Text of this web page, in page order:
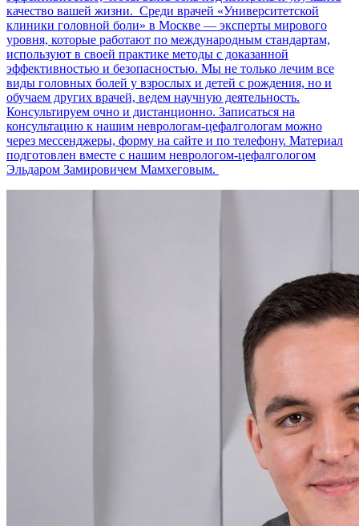
качество вашей жизни. Среди врачей «Университетской
клиники головной боли» в Москве — эксперты мирового
уровня, которые работают по международным стандартам,
используют в своей практике методы с доказанной
эффективностью и безопасностью. Мы не только лечим все
виды головных болей у взрослых и детей с рождения, но и
обучаем других врачей, ведем научную деятельность.
Консультируем очно и дистанционно. Записаться на
консультацию к нашим неврологам-цефалгологам можно
через мессенджеры, форму на сайте и по телефону. Материал
подготовлен вместе с нашим неврологом-цефалгологом
Эльдаром Замировичем Мамхеговым.